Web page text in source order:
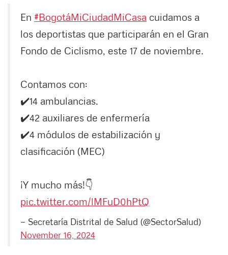
En #BogotáMiCiudadMiCasa cuidamos a
los deportistas que participarán en el Gran
Fondo de Ciclismo, este 17 de noviembre.
Contamos con:
✔️14 ambulancias.
✔️42 auxiliares de enfermería
✔️4 módulos de estabilización y
clasificación (MEC)
¡Y mucho más!👇
pic.twitter.com/lMFuD0hPtQ
— Secretaría Distrital de Salud (@SectorSalud)
November 16, 2024